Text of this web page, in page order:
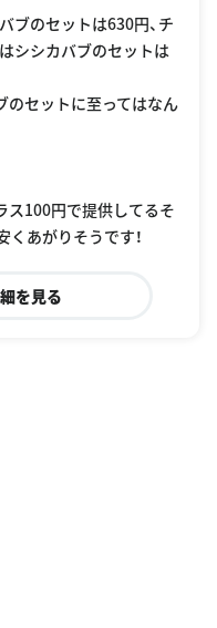
ブのセットは630円、チ
シシカバブのセットは
のセットに至ってはなん
ス100円で提供してるそ
くあがりそうです！
を見る